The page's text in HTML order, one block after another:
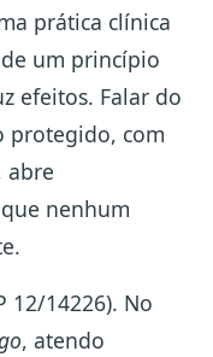
prática clínica
um princípio
efeitos. Falar do
protegido, com
abre
nenhum
12/14226). No
, atendo